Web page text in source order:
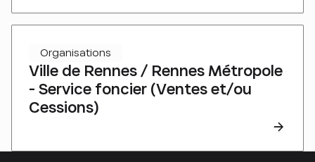
Ville de Rennes / Rennes Métropole
- Service foncier (Ventes et/ou
Cessions)
Organisations